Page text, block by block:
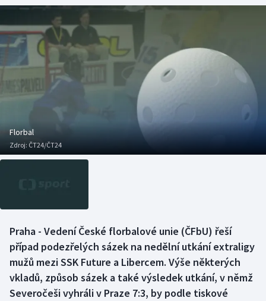
Atletika
Cyklistika
DALŠÍ SPORTY
Americký fotbal
Baseball a softbal
Basketbal
Boby a skeleton
Box
Curling
Dostihy
NEPŘEHLÉDNĚTE
Historické návraty
AZ kvíz
Florbal
Zdroj: ČT24/ČT24
Praha - Vedení České florbalové unie (ČFbU) řeší
případ podezřelých sázek na nedělní utkání extraligy
mužů mezi SSK Future a Libercem. Výše některých
vkladů, způsob sázek a také výsledek utkání, v němž
Severočeši vyhráli v Praze 7:3, by podle tiskové